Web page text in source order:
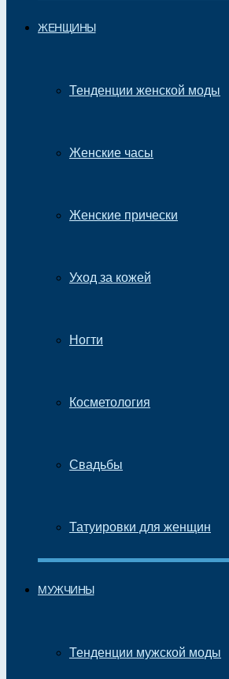
ЖЕНЩИНЫ
Тенденции женской моды
Женские часы
Женские прически
Уход за кожей
Ногти
Косметология
Свадьбы
Татуировки для женщин
МУЖЧИНЫ
Тенденции мужской моды